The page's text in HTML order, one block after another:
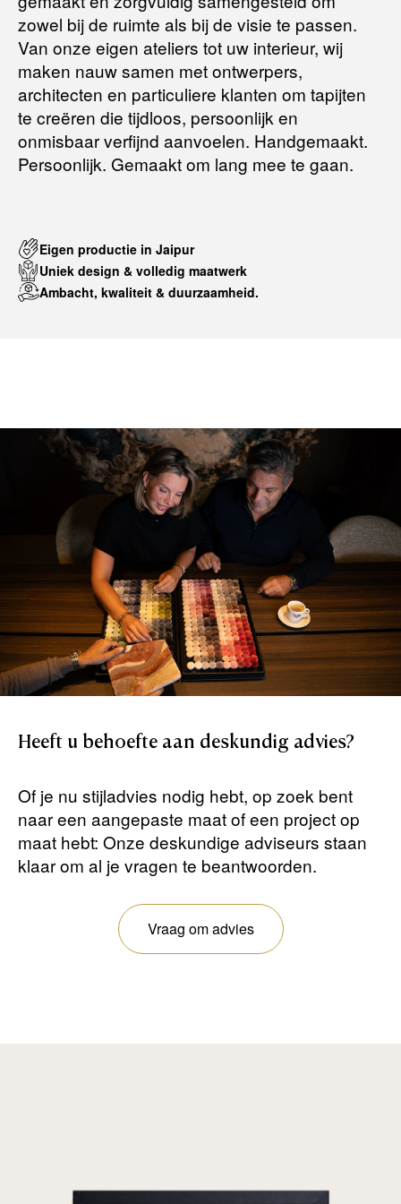
Voor meer informatie kunt u terecht op:
Terugbetalingsbeleid
zowel bij de ruimte als bij de visie te passen.
Van onze eigen ateliers tot uw interieur, wij
maken nauw samen met ontwerpers,
architecten en particuliere klanten om tapijten
te creëren die tijdloos, persoonlijk en
onmisbaar verfijnd aanvoelen. Handgemaakt.
Persoonlijk. Gemaakt om lang mee te gaan.
Eigen productie in Jaipur
Uniek design & volledig maatwerk
Ambacht, kwaliteit & duurzaamheid.
Heeft u behoefte aan deskundig advies?
Of je nu stijladvies nodig hebt, op zoek bent
naar een aangepaste maat of een project op
maat hebt: Onze deskundige adviseurs staan ​​
klaar om al je vragen te beantwoorden.
Vraag om advies